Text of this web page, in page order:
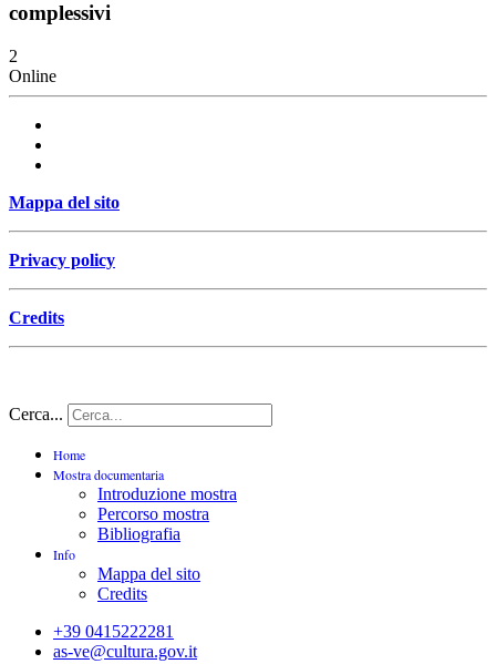
complessivi
2
Online
Mappa del sito
Privacy policy
Credits
Cerca...
Home
Mostra documentaria
Introduzione mostra
Percorso mostra
Bibliografia
Info
Mappa del sito
Credits
+39 0415222281
as-ve@cultura.gov.it